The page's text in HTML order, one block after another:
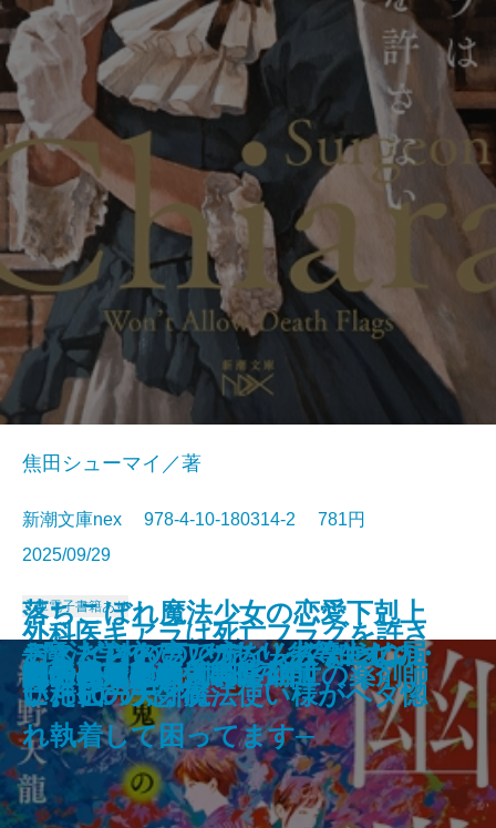
忘らるる惑星
8月31日の初恋
君を狂気と呼ぶのなら
アルネの事件簿─Strange life─
コンビニ兄弟5─テンダネス門司港
こがね村店─
このクリニックはつぶれます！2
─医療コンサル高柴一香の診断─
美しい探偵に必要な殺人
僕の青春をクイズに捧ぐ
巫女は月夜に殺される
外科医キアラは死亡フラグを許さ
ない─死人だらけのシナリオは、
前世の知識で書きかえます─
焦田シューマイ／著
新潮文庫nex 978-4-10-180314-2 781円
2025/09/29
文庫電子書籍あり
鬼の花婿 幽世の薬剤師
さよならの言い方なんて知らな
い。10
蜘蛛屋敷の殺人
龍ノ国幻想8 呱呱の声
落ちこぼれ魔法少女の恋愛下剋上
─魔法学校のワケあり劣等生なの
に稀代の天才魔法使い様がベタ惚
れ執着して困ってます─
おとどけものです。─あなたに届
いた6つの恐怖─
デス・ストランディング2─オン・
ザ・ビーチ─
記憶の鍵盤
町内会死者蘇生事件
あやかしの仇討ち 幽世の薬剤師